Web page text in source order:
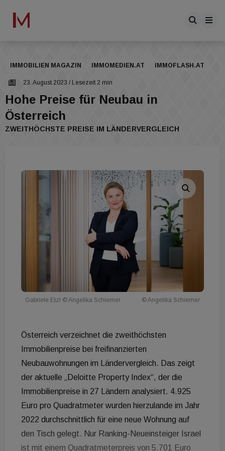
IMMOBILIEN MAGAZIN IMMOMEDIEN.AT IMMOFLASH.AT
23. August 2023 / Lesezeit 2 min
Hohe Preise für Neubau in
Österreich
ZWEITHÖCHSTE PREISE IM LÄNDERVERGLEICH
Gabriele Etzl © Angelika Schiemer © Angelika Schiemer
Österreich verzeichnet die zweithöchsten
Immobilienpreise bei freifinanzierten
Neubauwohnungen im Ländervergleich. Das zeigt
der aktuelle „Deloitte Property Index“, der die
Immobilienpreise in 27 Ländern analysiert. 4.925
Euro pro Quadratmeter wurden hierzulande im Jahr
2022 durchschnittlich für eine neue Wohnung auf
den Tisch gelegt. Nur Ranking-Neueinsteiger Israel
ist mit einem Quadratmeterpreis von 5.701 Euro